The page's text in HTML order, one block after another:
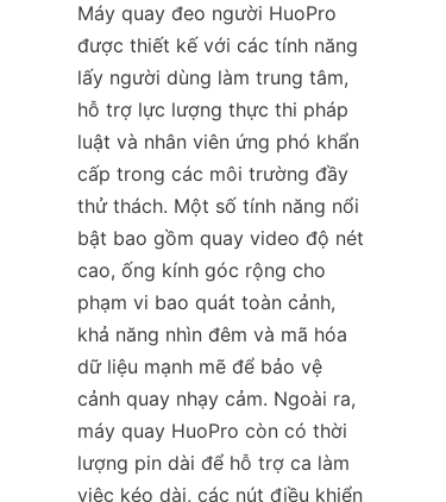
Máy quay đeo người HuoPro
được thiết kế với các tính năng
lấy người dùng làm trung tâm,
hỗ trợ lực lượng thực thi pháp
luật và nhân viên ứng phó khẩn
cấp trong các môi trường đầy
thử thách. Một số tính năng nổi
bật bao gồm quay video độ nét
cao, ống kính góc rộng cho
phạm vi bao quát toàn cảnh,
khả năng nhìn đêm và mã hóa
dữ liệu mạnh mẽ để bảo vệ
cảnh quay nhạy cảm. Ngoài ra,
máy quay HuoPro còn có thời
lượng pin dài để hỗ trợ ca làm
việc kéo dài, các nút điều khiển